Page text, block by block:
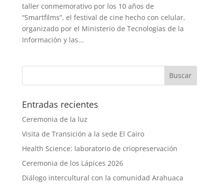
taller conmemorativo por los 10 años de
“Smartfilms”, el festival de cine hecho con celular,
organizado por el Ministerio de Tecnologías de la
Información y las...
Entradas recientes
Ceremonia de la luz
Visita de Transición a la sede El Cairo
Health Science: laboratorio de criopreservación
Ceremonia de los Lápices 2026
Diálogo intercultural con la comunidad Arahuaca